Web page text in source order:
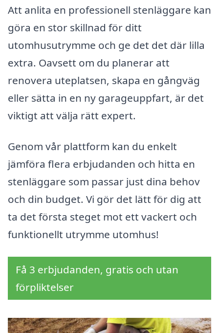
Att anlita en professionell stenläggare kan
göra en stor skillnad för ditt
utomhusutrymme och ge det det där lilla
extra. Oavsett om du planerar att
renovera uteplatsen, skapa en gångväg
eller sätta in en ny garageuppfart, är det
viktigt att välja rätt expert.
Genom vår plattform kan du enkelt
jämföra flera erbjudanden och hitta en
stenläggare som passar just dina behov
och din budget. Vi gör det lätt för dig att
ta det första steget mot ett vackert och
funktionellt utrymme utomhus!
Få 3 erbjudanden, gratis och utan
förpliktelser